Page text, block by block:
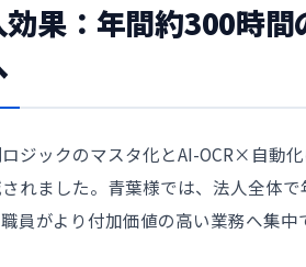
効果：年間約300時
ジックのマスタ化とAI-OCR×自動
されました。青葉様では、法人全体
員がより付加価値の高い業務へ集中